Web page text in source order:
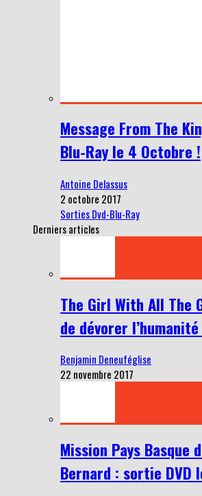
Message From The
Blu-Ray le 4 Octobre !
Antoine Delassus
2 octobre 2017
Sorties Dvd-Blu-Ray
Derniers articles
The Girl With All
de dévorer
Benjamin Deneuféglise
22 novembre 2017
Mission Pays Basque
Bernard : sortie DVD